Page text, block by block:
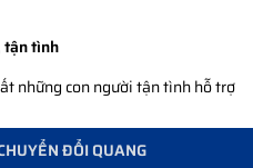
tận tình
những con người tận tình hỗ trợ
ĐỔI QUANG